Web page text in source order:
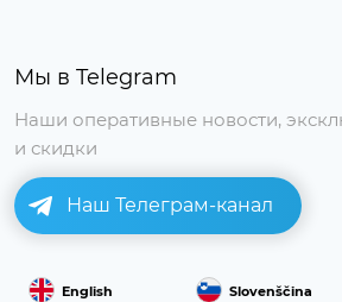
Мы в Telegram
Наши оперативные новости,
и скидки
Наш Телеграм-канал
English Slovenščina